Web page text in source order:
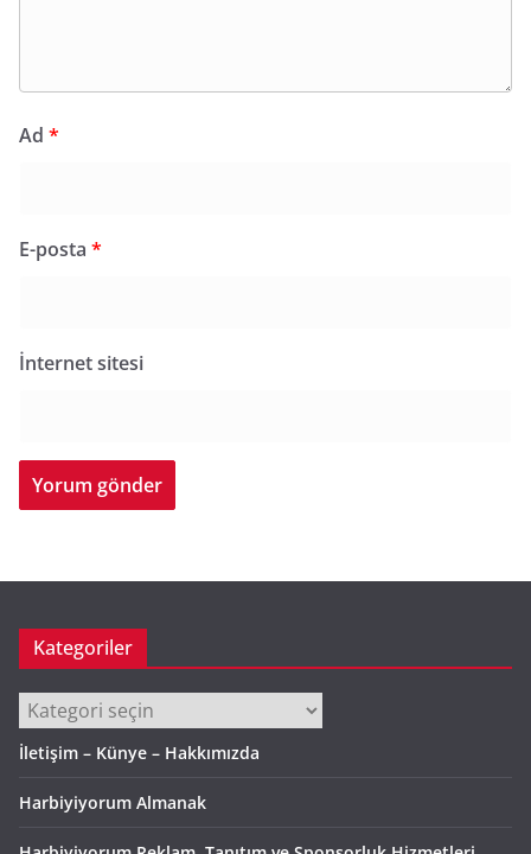
Ad *
E-posta *
İnternet sitesi
Kategoriler
Kategoriler
İletişim – Künye – Hakkımızda
Harbiyiyorum Almanak